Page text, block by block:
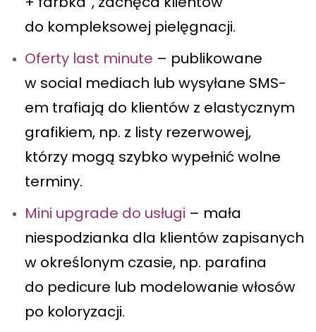
do kompleksowej pielęgnacji.
Oferty last minute – publikowane
w social mediach lub wysyłane SMS-
em trafiają do klientów z elastycznym
grafikiem, np. z listy rezerwowej,
którzy mogą szybko wypełnić wolne
terminy.
Mini upgrade do usługi – mała
niespodzianka dla klientów zapisanych
w określonym czasie, np. parafina
do pedicure lub modelowanie włosów
po koloryzacji.